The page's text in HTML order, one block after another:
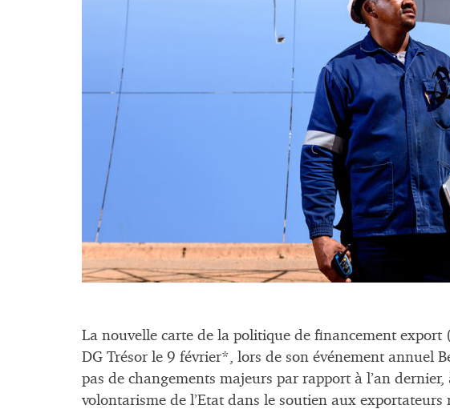
La nouvelle carte de la politique de financement export
DG Trésor le 9 février*, lors de son événement annuel
pas de changements majeurs par rapport à l’an dernier,
volontarisme de l’Etat dans le soutien aux